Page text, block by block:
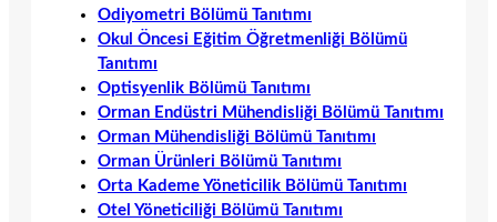
Odiyometri Bölümü Tanıtımı
Okul Öncesi Eğitim Öğretmenliği Bölümü
Tanıtımı
Optisyenlik Bölümü Tanıtımı
Orman Endüstri Mühendisliği Bölümü Tanıtımı
Orman Mühendisliği Bölümü Tanıtımı
Orman Ürünleri Bölümü Tanıtımı
Orta Kademe Yöneticilik Bölümü Tanıtımı
Otel Yöneticiliği Bölümü Tanıtımı